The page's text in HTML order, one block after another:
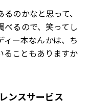
のかなと思って、
べるので、笑ってし
ィー本なんかは、ち
ることもありますか
ンスサービス